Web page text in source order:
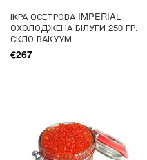
ІКРА ОСЕТРОВА IMPERIAL
ОХОЛОДЖЕНА БІЛУГИ 250 ГР.
СКЛО ВАКУУМ
€267